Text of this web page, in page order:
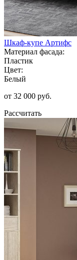
Шкаф-купе Артифс
Материал фасада:
Пластик
Цвет:
Белый
от 32 000 руб.
Рассчитать